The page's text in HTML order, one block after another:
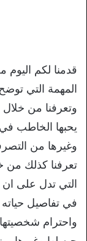
قدمنا لكم
المهمة التي
وتعرفنا من خلال
يحبها الخاطب
وغيرها من
تعرفنا كذلك من
التي تدل على
في تفاصيل حياته
واحترام